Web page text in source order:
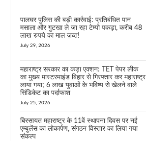
पालघर पुलिस की बड़ी कार्रवाई: प्रतिबंधित पान
मसाला और गुटखा ले जा रहा टेम्पो पकड़ा, करीब 48
लाख रुपये का माल ज़ब्त!
July 29, 2026
महाराष्ट्र सरकार का कड़ा एक्शन: TET पेपर लीक
का मुख्य मास्टरमाइंड बिहार से गिरफ्तार कर महाराष्ट्र
लाया गया; 6 लाख युवाओं के भविष्य से खेलने वाले
सिंडिकेट का पर्दाफाश
July 25, 2026
बिरसायत महाराष्ट्र के 11वें स्थापना दिवस पर नई
एम्बुलेंस का लोकार्पण, संगठन विस्तार का लिया गया
संकल्प